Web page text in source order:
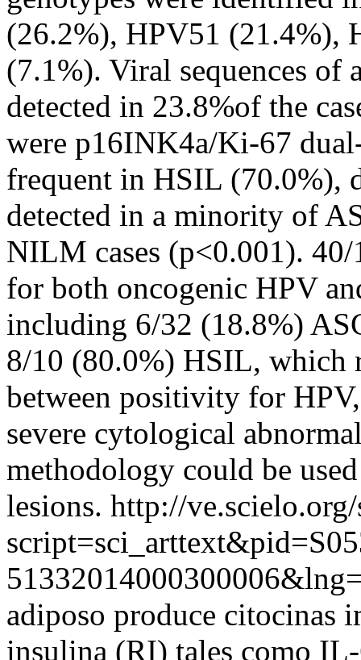
(26.2%), HPV51 (21.4%),
(7.1%). Viral sequences of
detected in 23.8%of the
were p16INK4a/Ki-67
frequent in HSIL (70.0%),
detected in a minority of
NILM cases (p<0.001).
for both oncogenic HPV
including 6/32 (18.8%)
8/10 (80.0%) HSIL, which
between positivity for
severe cytological
methodology could be
lesions. http://
adiposo produce citocinas
insulina (RI) tales como